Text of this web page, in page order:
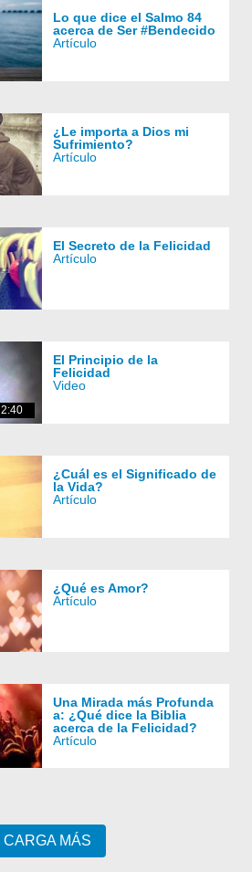
Lo que dice el Salmo 84
acerca de Ser #Bendecido
Artículo
¿Le importa a Dios mi
Sufrimiento?
Artículo
El Secreto de la Felicidad
Artículo
2:40
El Principio de la
Felicidad
Video
¿Cuál es el Significado de
la Vida?
Artículo
¿Qué es Amor?
Artículo
Una Mirada más Profunda
a: ¿Qué dice la Biblia
acerca de la Felicidad?
Artículo
CARGA MÁS